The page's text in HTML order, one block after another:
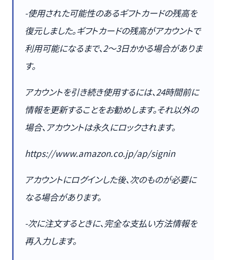
-使用された可能性のあるギフトカードの残高を
復元しました。ギフトカードの残高がアカウントで
利用可能になるまで、2〜3日かかる場合がありま
す。
アカウントを引き続き使用するには、24時間前に
情報を更新することをお勧めします。それ以外の
場合、アカウントは永久にロックされます。
https://www.amazon.co.jp/ap/signin
アカウントにログインした後、次のものが必要に
なる場合があります。
-次に注文するときに、完全な支払い方法情報を
再入力します。